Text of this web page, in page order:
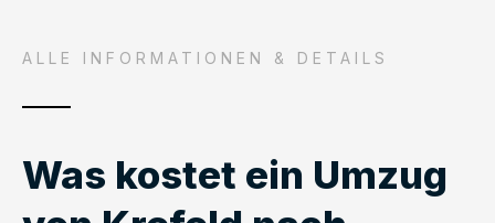
ALLE INFORMATIONEN & DETAILS
Was kostet ein Umzug